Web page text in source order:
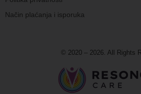
Način plaćanja i isporuka
© 2020 – 2026. All Rights